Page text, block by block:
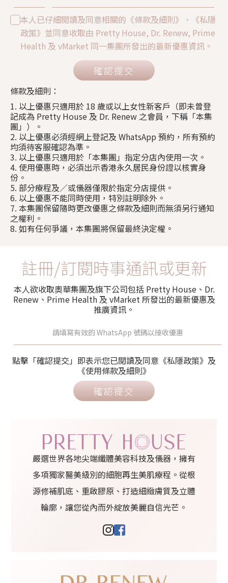
本人已仔細閱讀及同意相關的《條款及細則》、《私隱
政策》並同意收取由 Pretty House, Dr. Renew, Prime
Health 及 vMarket 同一集團所發出的最新優惠資訊。
確認提交
條款及細則：
1. 以上優惠只適用於 18 歲或以上女性新客戶（即未曾登
記成為 Pretty House 及 Dr. Renew 之會員，下稱「本集
團」）。
2. 以上優惠必須經網上登記及 WhatsApp 預約，所有預約
均須待客服確認為準。
3. 以上優惠只適用於「本集團」指定分店內使用一次。
4. 使用優惠時，必須出示香港永久居民身份證以核實身
份。
5. 部分療程及／或儀器僅限於指定分店提供。
6. 以上優惠不能同時使用，特別註明除外。
7. 本集團保留隨時更改優惠之條款及細則而無須另行通知
之權利。
8. 如有任何爭議，本集團將保留最終決定權。
註冊/訂閱時事通訊或更新
本人欲收取奧華集團及旗下公司包括 Pretty House、Dr.
Renew、Prime Health 及 vMarket 所發出的最新優惠及
推廣資訊。
點擊「確認提交」即表示您已閱讀及同意《私隱政策》及
《使用條款及細則》
確認提交
嚴選世界各地尖端纖體美容科技及儀器，擁有
多項獨家醫美級別的細胞再生美肌療程。從根
源修補肌底、重啟膠原、打造細緻膚質及立體
輪廓，讓您從內而外綻放美麗自信光芒。